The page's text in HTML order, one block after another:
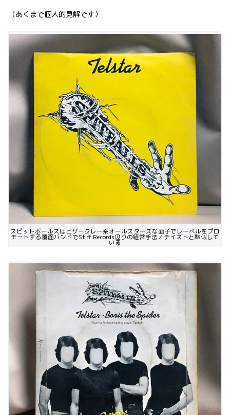
（あくまで個人的見解です）
スピットボールズはビザークレー系オールスターズな面子でレーベルをプロ
モートする覆面バンドでStiff Records辺りの経営手法／テイストと酷似して
いる